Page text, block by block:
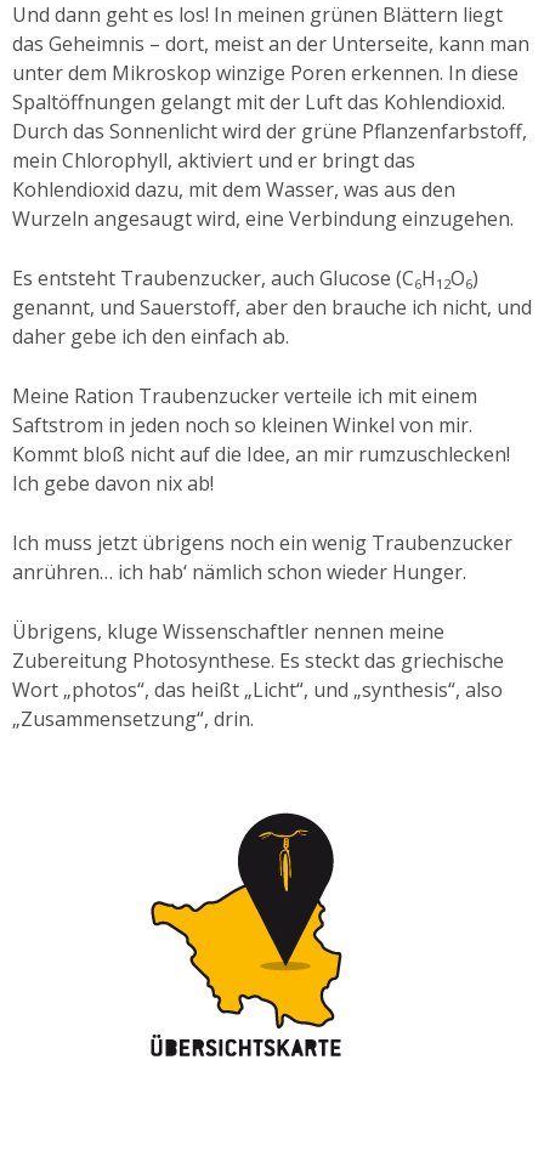
Und dann geht es los! In meinen grünen Blättern liegt
das Geheimnis – dort, meist an der Unterseite, kann man
unter dem Mikroskop winzige Poren erkennen. In diese
Spaltöffnungen gelangt mit der Luft das Kohlendioxid.
Durch das Sonnenlicht wird der grüne Pflanzenfarbstoff,
mein Chlorophyll, aktiviert und er bringt das
Kohlendioxid dazu, mit dem Wasser, was aus den
Wurzeln angesaugt wird, eine Verbindung einzugehen.
Es entsteht Traubenzucker, auch Glucose (C6H 12O6)
genannt, und Sauerstoff, aber den brauche ich nicht, und
daher gebe ich den einfach ab.
Meine Ration Traubenzucker verteile ich mit einem
Saftstrom in jeden noch so kleinen Winkel von mir.
Kommt bloß nicht auf die Idee, an mir rumzuschlecken!
Ich gebe davon nix ab!
Ich muss jetzt übrigens noch ein wenig Traubenzucker
anrühren… ich hab‘ nämlich schon wieder Hunger.
Übrigens, kluge Wissenschaftler nennen meine
Zubereitung Photosynthese. Es steckt das griechische
Wort „photos“, das heißt „Licht“, und „synthesis“, also
„Zusammensetzung“, drin.